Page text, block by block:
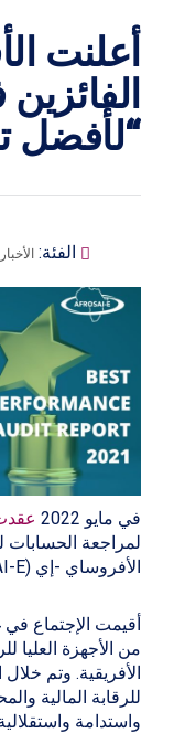
أعلنت
“لأفضل
الفئة: الأخبار
في مايو 2022
لمراجعة الحسابات
الأفروساي -إي (AFROSAI-E) 18 اجتماع مجلس الإدارة.
من الأجهزة العليا
الأفريقية. وتم
للرقابة المالية
واستدامة